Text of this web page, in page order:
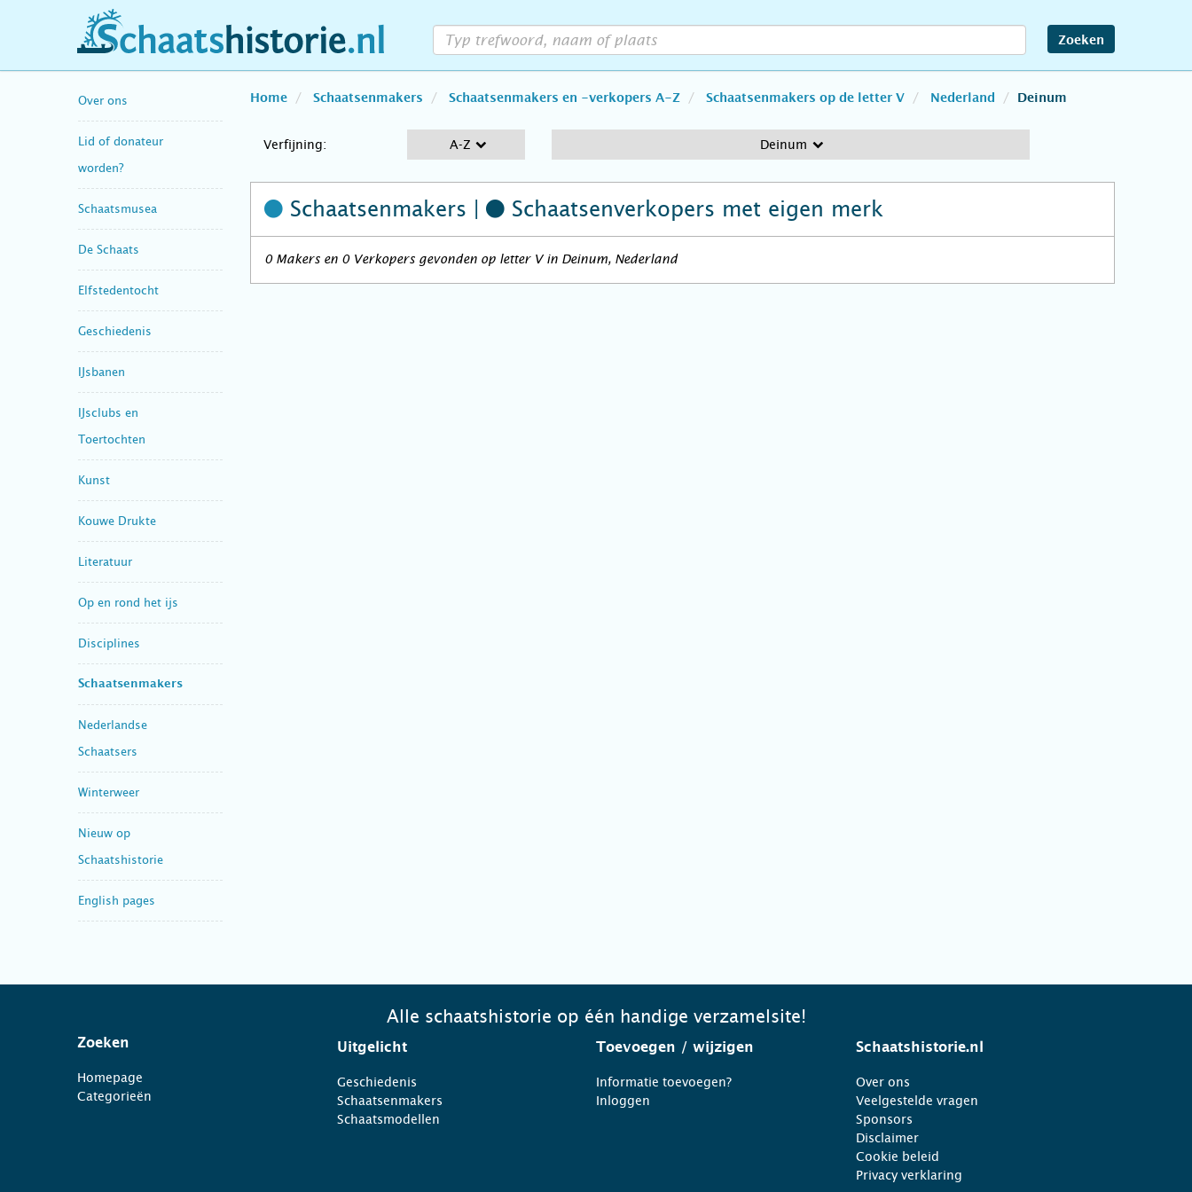
schaatshistorie.nl Zoeken
Over ons
Lid of donateur
worden?
Schaatsmusea
De Schaats
Elfstedentocht
Geschiedenis
IJsbanen
IJsclubs en
Toertochten
Kunst
Kouwe Drukte
Literatuur
Op en rond het ijs
Disciplines
Schaatsenmakers
Nederlandse
Schaatsers
Winterweer
Nieuw op
Schaatshistorie
English pages
Home Schaatsenmakers Schaatsenmakers en -verkopers A-Z Schaatsenmakers op de letter V Nederland Deinum
Verfijning: A-Z Deinum
Schaatsenmakers | Schaatsenverkopers met eigen merk
0 Makers en 0 Verkopers gevonden op letter V in Deinum, Nederland
Alle schaatshistorie op één handige verzamelsite!
Zoeken
Homepage
Categorieën
Uitgelicht
Geschiedenis
Schaatsenmakers
Schaatsmodellen
Toevoegen / wijzigen
Informatie toevoegen?
Inloggen
Schaatshistorie.nl
Over ons
Veelgestelde vragen
Sponsors
Disclaimer
Cookie beleid
Privacy verklaring